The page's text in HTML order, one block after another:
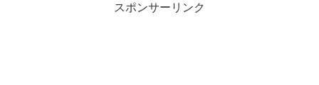
スポンサーリンク